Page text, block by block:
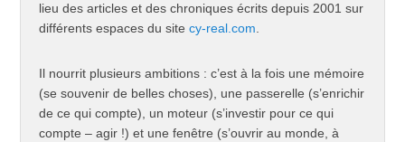
lieu des articles et des chroniques écrits depuis 2001 sur
différents espaces du sitecy-real.com.
Il nourrit plusieurs ambitions : c’est à la fois une mémoire
(se souvenir de belles choses), une passerelle (s’enrichir
de ce qui compte), un moteur (s’investir pour ce qui
compte – agir !) et une fenêtre (s’ouvrir au monde, à